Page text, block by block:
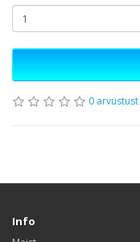
0 arvustust
Info